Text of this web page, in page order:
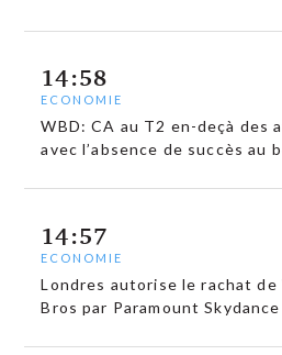
14:58
ECONOMIE
WBD: CA au T2 en-deçà des
avec l’absence de succès au
14:57
ECONOMIE
Londres autorise le rachat de
Bros par Paramount Skydance